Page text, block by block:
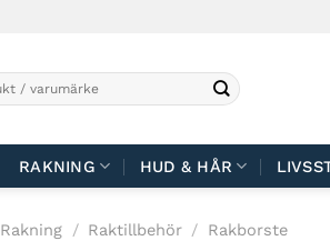
RAKNING HUD & HÅR
Rakning / Raktillbehör / Rakborste